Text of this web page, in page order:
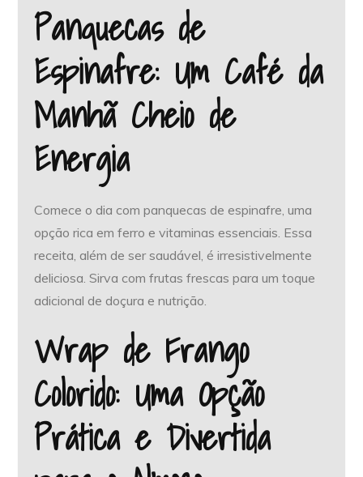
Panquecas de
Espinafre: Um Café da
Manhã Cheio de
Energia
Comece o dia com panquecas de espinafre, uma
opção rica em ferro e vitaminas essenciais. Essa
receita, além de ser saudável, é irresistivelmente
deliciosa. Sirva com frutas frescas para um toque
adicional de doçura e nutrição.
Wrap de Frango
Colorido: Uma Opção
Prática e Divertida